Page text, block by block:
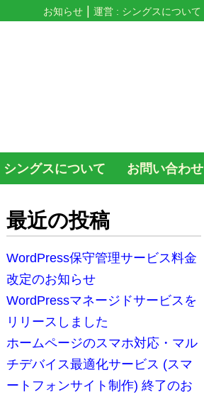
お知らせ 運営 : シングスについて
シングスについて お問い合わせ
最近の投稿
WordPress保守管理サービス料金
改定のお知らせ
WordPressマネージドサービスを
リリースしました
ホームページのスマホ対応・マル
チデバイス最適化サービス (スマ
ートフォンサイト制作) 終了のお